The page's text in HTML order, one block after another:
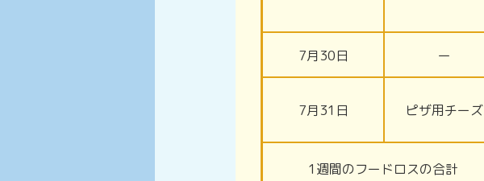
7月30日 ー
7月31日 ピザ用チーズ
1週間のフードロスの合計